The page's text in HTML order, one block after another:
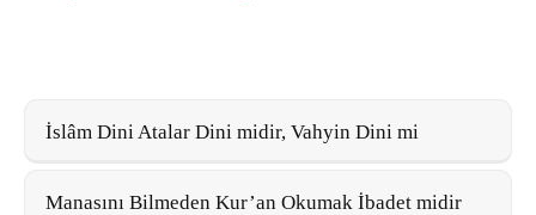
İslâm Dini Atalar Dini midir, Vahyin Dini mi
Manasını Bilmeden Kur’an Okumak İbadet midir